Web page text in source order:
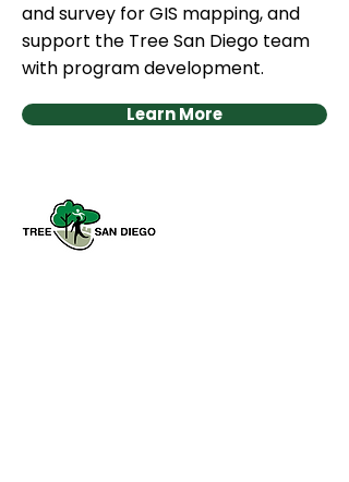
and survey for GIS mapping, and
support the Tree San Diego team
with program development.
Learn More